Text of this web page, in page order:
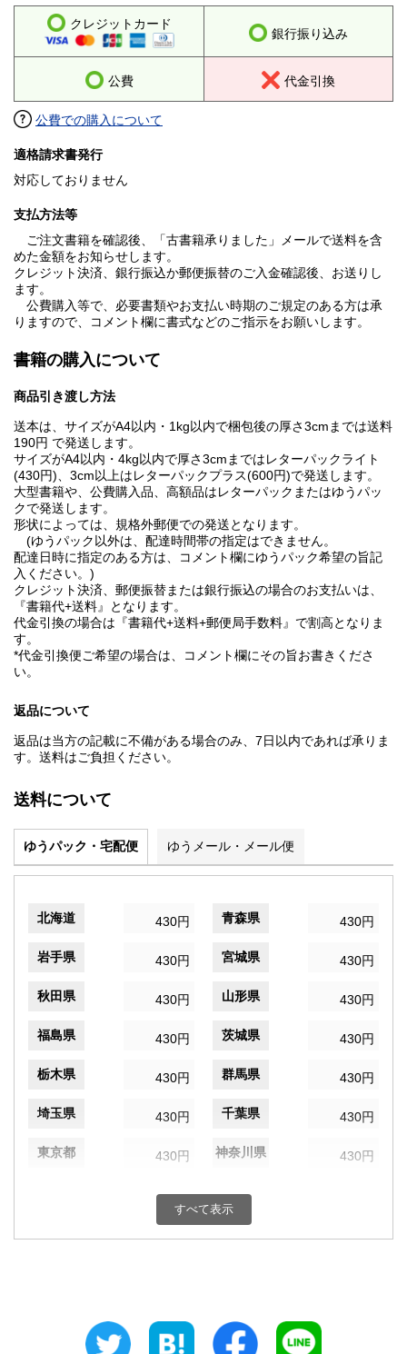
クレジットカード
銀行振り込み
公費 代金引換
公費での購入について
適格請求書発行
対応しておりません
支払方法等
ご注文書籍を確認後、「古書籍承りました」メールで送料を含
めた金額をお知らせします。
クレジット決済、銀行振込か郵便振替のご入金確認後、お送りし
ます。
公費購入等で、必要書類やお支払い時期のご規定のある方は承
りますので、コメント欄に書式などのご指示をお願いします。
書籍の購入について
商品引き渡し方法
送本は、サイズがA4以内・1kg以内で梱包後の厚さ3cmまでは送料
190円 で発送します。
サイズがA4以内・4kg以内で厚さ3cmまではレターパックライト
(430円)、3cm以上はレターパックプラス(600円)で発送します。
大型書籍や、公費購入品、高額品はレターパックまたはゆうパッ
クで発送します。
形状によっては、規格外郵便での発送となります。
(ゆうパック以外は、配達時間帯の指定はできません。
配達日時に指定のある方は、コメント欄にゆうパック希望の旨記
入ください。)
クレジット決済、郵便振替または銀行振込の場合のお支払いは、
『書籍代+送料』となります。
代金引換の場合は『書籍代+送料+郵便局手数料』で割高となりま
す。
*代金引換便ご希望の場合は、コメント欄にその旨お書きくださ
い。
返品について
返品は当方の記載に不備がある場合のみ、7日以内であれば承りま
す。送料はご負担ください。
送料について
ゆうパック・宅配便 ゆうメール・メール便
北海道 430円 青森県 430円
岩手県 430円 宮城県 430円
秋田県 430円 山形県 430円
福島県 430円 茨城県 430円
栃木県 430円 群馬県 430円
埼玉県 430円 千葉県 430円
東京都 430円 神奈川県 430円
430円 富山県
三重県
すべて表示